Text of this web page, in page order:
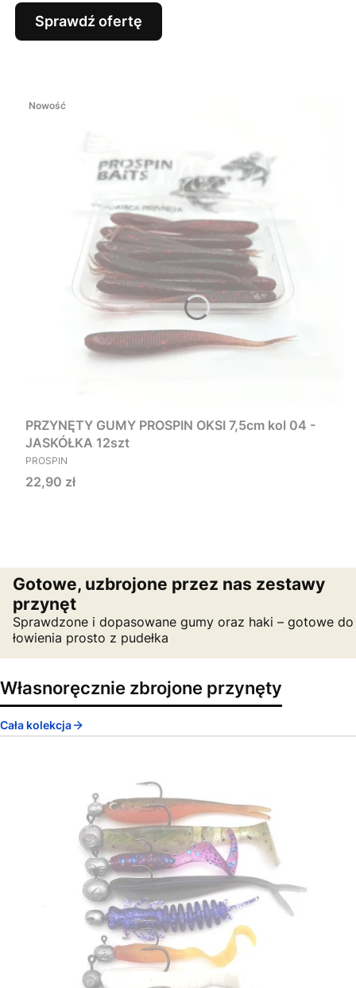
Sprawdź ofertę
Nowość
PRZYNĘTY GUMY PROSPIN OKSI 7,5cm kol 04 -
JASKÓŁKA 12szt
PRODUCENT
PROSPIN
Cena
22,90 zł
Gotowe, uzbrojone przez nas zestawy
przynęt
Sprawdzone i dopasowane gumy oraz haki – gotowe do
łowienia prosto z pudełka
Własnoręcznie zbrojone przynęty
Cała kolekcja